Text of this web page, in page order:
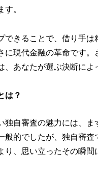
。
できることで、借り手
に現代金融の革命です
、あなたが選ぶ決断によ
は？
独自審査の魅力には、
般的でしたが、独自審
り、思い立ったその瞬